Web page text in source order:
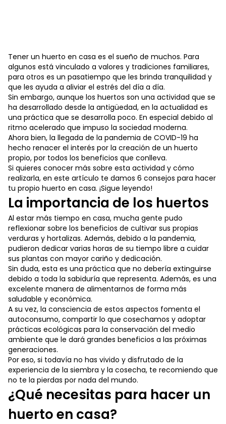
Tener un huerto en casa es el sueño de muchos. Para
algunos está vinculado a valores y tradiciones familiares,
para otros es un pasatiempo que les brinda tranquilidad y
que les ayuda a aliviar el estrés del día a día.
Sin embargo, aunque los huertos son una actividad que se
ha desarrollado desde la antigüedad, en la actualidad es
una práctica que se desarrolla poco. En especial debido al
ritmo acelerado que impuso la sociedad moderna.
Ahora bien, la llegada de la pandemia de COVID-19 ha
hecho renacer el interés por la creación de un huerto
propio, por todos los beneficios que conlleva.
Si quieres conocer más sobre esta actividad y cómo
realizarla, en este artículo te damos 6 consejos para hacer
tu propio huerto en casa. ¡Sigue leyendo!
La importancia de los huertos
Al estar más tiempo en casa, mucha gente pudo
reflexionar sobre los beneficios de cultivar sus propias
verduras y hortalizas. Además, debido a la pandemia,
pudieron dedicar varias horas de su tiempo libre a cuidar
sus plantas con mayor cariño y dedicación.
Sin duda, esta es una práctica que no debería extinguirse
debido a toda la sabiduría que representa. Además, es una
excelente manera de alimentarnos de forma más
saludable y económica.
A su vez, la consciencia de estos aspectos fomenta el
autoconsumo, compartir lo que cosechamos y adoptar
prácticas ecológicas para la conservación del medio
ambiente que le dará grandes beneficios a las próximas
generaciones.
Por eso, si todavía no has vivido y disfrutado de la
experiencia de la siembra y la cosecha, te recomiendo que
no te la pierdas por nada del mundo.
¿Qué necesitas para hacer un
huerto en casa?